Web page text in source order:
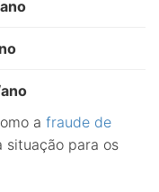
a fraude de
situação para os